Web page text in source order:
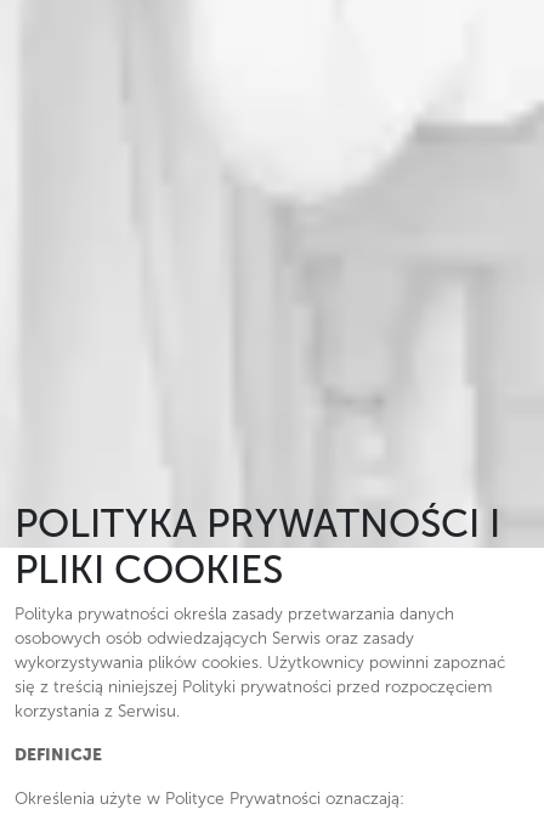
POLITYKA PRYWATNOŚCI I
PLIKI COOKIES
Polityka prywatności określa zasady przetwarzania danych
osobowych osób odwiedzających Serwis oraz zasady
wykorzystywania plików cookies. Użytkownicy powinni zapoznać
się z treścią niniejszej Polityki prywatności przed rozpoczęciem
korzystania z Serwisu.
DEFINICJE
Określenia użyte w Polityce Prywatności oznaczają: